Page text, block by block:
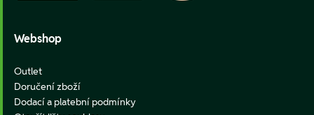
Webshop
Outlet
Doručení zboží
Dodací a platební podmínky